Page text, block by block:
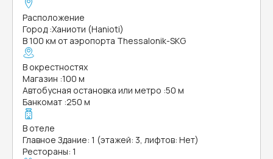
Расположение
Город :Ханиоти (Hanioti)
В 100 км от аэропорта Thessalonik-SKG
В окрестностях
Магазин :100 м
Автобусная остановка или метро :50 м
Банкомат :250 м
В отеле
Главное Здание: 1 (этажей: 3, лифтов: Нет)
Рестораны: 1